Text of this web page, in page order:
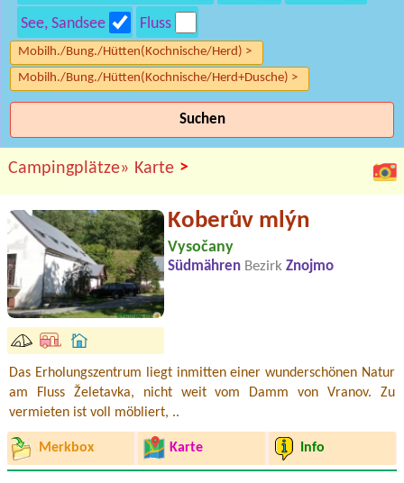
See, Sandsee
Fluss
Mobilh./Bung./Hütten(Kochnische/Herd) >
Mobilh./Bung./Hütten(Kochnische/Herd+Dusche) >
Suchen
Campingplätze» Karte >
Koberův mlýn
Vysočany
Südmähren Bezirk Znojmo
Das Erholungszentrum liegt inmitten einer wunderschönen Natur
am Fluss Želetavka, nicht weit vom Damm von Vranov. Zu
vermieten ist voll möbliert, ..
Merkbox Karte Info